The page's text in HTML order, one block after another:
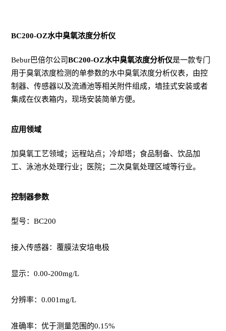
BC200-OZ水中臭氧浓度分析仪
Bebur巴倍尔公司BC200-OZ水中臭氧浓度分析仪是一款专门
用于臭氧浓度检测的单参数的水中臭氧浓度分析仪表，由控
制器、传感器以及流通池等相关附件组成，墙挂式安装或者
集成在仪表箱内，现场安装简单方便。
应用领域
加臭氧工艺领域；远程站点；冷却塔；食品制备、饮品加
工、泳池水处理行业；医院；二次臭氧处理区域等行业。
控制器参数
型号：BC200
接入传感器：覆膜法安培电极
显示：0.00-200mg/L
分辨率：0.001mg/L
准确率：优于测量范围的0.15%